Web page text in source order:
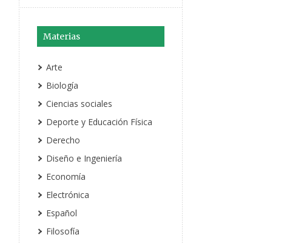
Materias
Arte
Biología
Ciencias sociales
Deporte y Educación Física
Derecho
Diseño e Ingeniería
Economía
Electrónica
Español
Filosofía